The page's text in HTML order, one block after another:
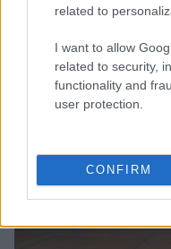
related to
I want to allow
related to security,
functionality and
user protection.
CONFIRM
eseguirla al meglio
Francesca Lombardi · 8 Ago